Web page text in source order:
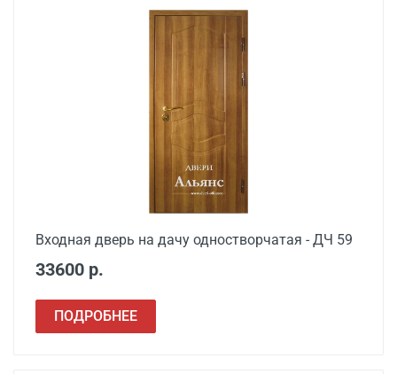
от 600
металлической двери
от 1000
от 650
Входная дверь на дачу одностворчатая - ДЧ 59
33600 р.
ПОДРОБНЕЕ